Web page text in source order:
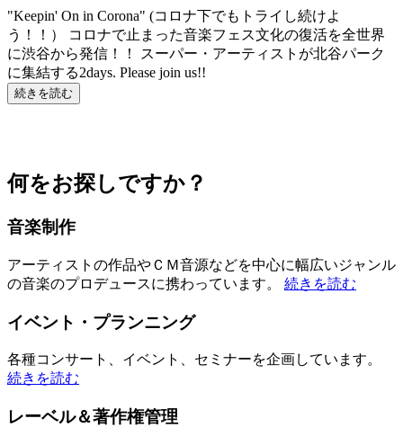
"Keepin' On in Corona" (コロナ下でもトライし続けよ
う！！） コロナで止まった音楽フェス文化の復活を全世界
に渋谷から発信！！ スーパー・アーティストが北谷パーク
に集結する2days. Please join us!!
続きを読む
何をお探しですか？
音楽制作
アーティストの作品やＣＭ音源などを中心に幅広いジャンル
の音楽のプロデュースに携わっています。 続きを読む
イベント・プランニング
各種コンサート、イベント、セミナーを企画しています。
続きを読む
レーベル＆著作権管理